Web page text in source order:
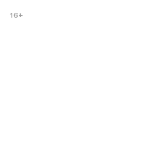
16+